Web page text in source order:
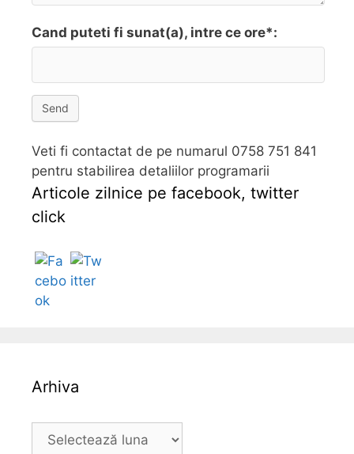
Cand puteti fi sunat(a), intre ce ore*:
Send
Veti fi contactat de pe numarul 0758 751 841
pentru stabilirea detaliilor programarii
Articole zilnice pe facebook, twitter
click
Arhiva